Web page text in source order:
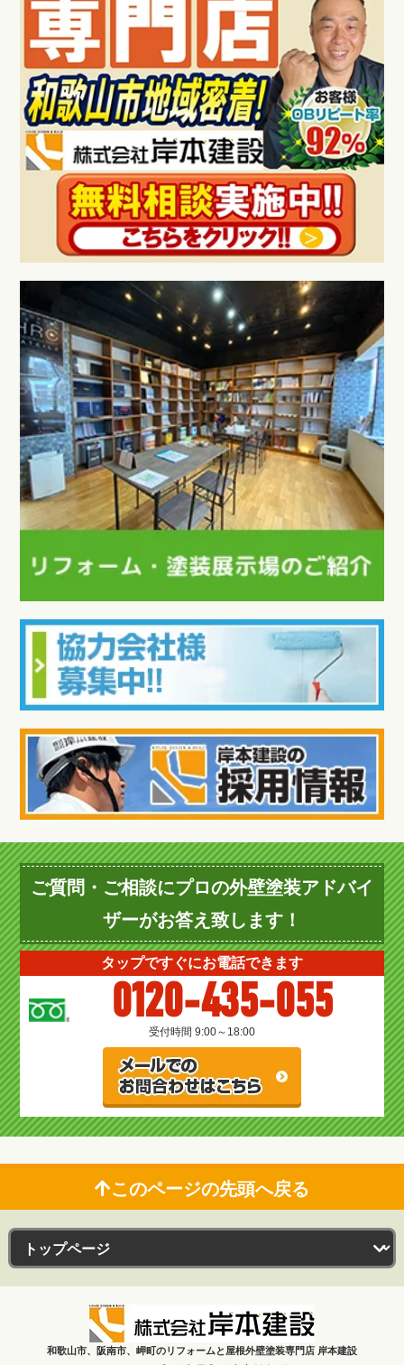
ご質問・ご相談にプロの外壁塗装アドバイ
ザーがお答え致します！
タップですぐにお電話できます
0120-435-055
受付時間 9:00～18:00
このページの先頭へ戻る
和歌山市、阪南市、岬町のリフォームと屋根外壁塗装専門店 岸本建設